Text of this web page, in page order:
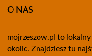
O NAS
mojrzeszow.pl to
okolic. Znajdziesz tu